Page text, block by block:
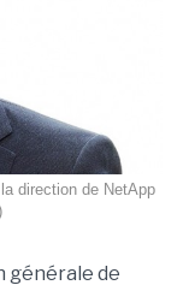
direction de NetApp
générale de